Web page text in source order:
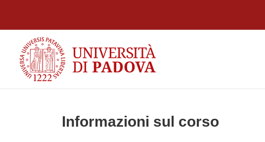
Informazioni sul corso